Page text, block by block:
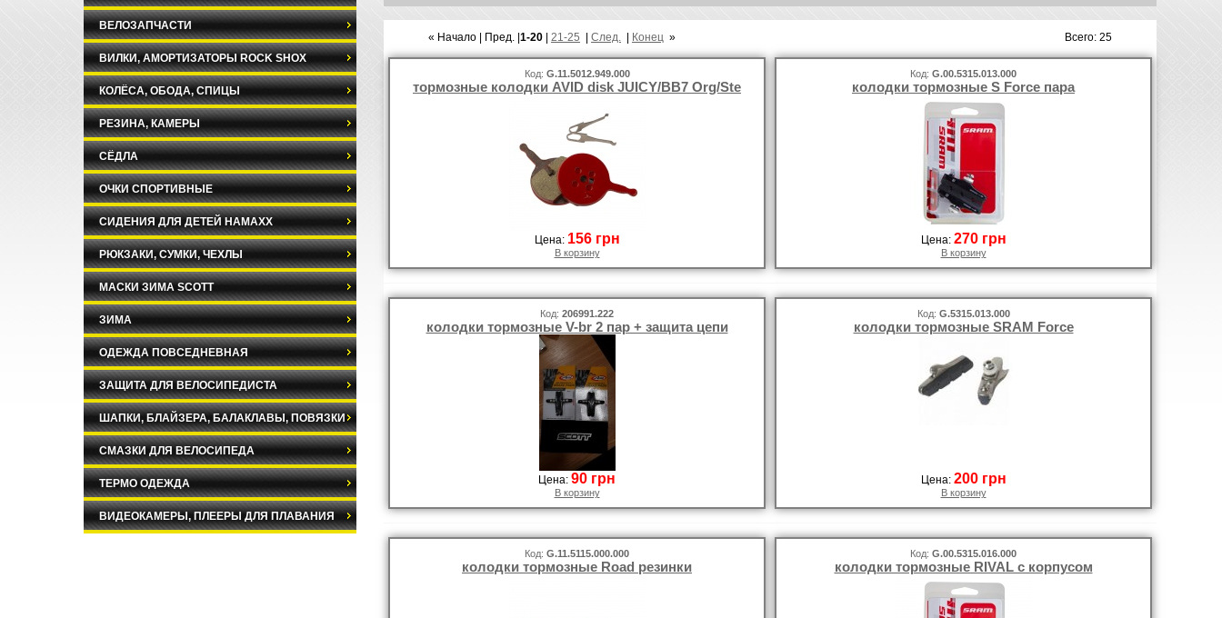
« Начало | Пред. | 1-20 21-25 След. Конец » Всего: 25
Код: G.11.5012.949.000
тормозные колодки AVID disk JUICY/BB7 Org/Ste
Цена: 156 грн
В корзину
Код: G.00.5315.013.000
колодки тормозные S Force пара
Цена: 270 грн
В корзину
Код: 206991.222
колодки тормозные V-br 2 пар + защита цепи
Цена: 90 грн
В корзину
Код: G.5315.013.000
колодки тормозные SRAM Force
Цена: 200 грн
В корзину
Код: G.11.5115.000.000
колодки тормозные Road резинки
Код: G.00.5315.016.000
колодки тормозные RIVAL с корпусом
ВЕЛОЗАПЧАСТИ
ВИЛКИ, АМОРТИЗАТОРЫ ROCK SHOX
КОЛЁСА, ОБОДА, СПИЦЫ
РЕЗИНА, КАМЕРЫ
СЁДЛА
ОЧКИ СПОРТИВНЫЕ
СИДЕНИЯ ДЛЯ ДЕТЕЙ HAMAXX
РЮКЗАКИ, СУМКИ, ЧЕХЛЫ
МАСКИ ЗИМА SCOTT
ЗИМА
ОДЕЖДА ПОВСЕДНЕВНАЯ
ЗАЩИТА ДЛЯ ВЕЛОСИПЕДИСТА
ШАПКИ, БЛАЙЗЕРА, БАЛАКЛАВЫ, ПОВЯЗКИ
СМАЗКИ ДЛЯ ВЕЛОСИПЕДА
ТЕРМО ОДЕЖДА
ВИДЕОКАМЕРЫ, ПЛЕЕРЫ ДЛЯ ПЛАВАНИЯ